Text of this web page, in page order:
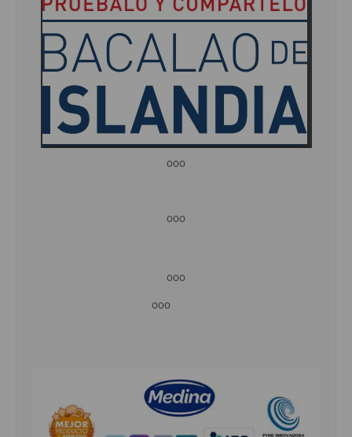
ooo
ooo
ooo
ooo